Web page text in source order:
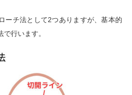
ーチ法として2つありますが、基本的
行います。